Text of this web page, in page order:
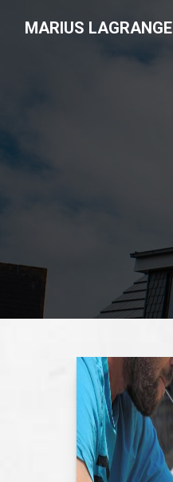
MARIUS LAGRANGE